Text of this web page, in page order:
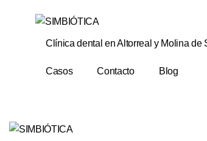
Clínica dental en Altorreal y Molina de
Casos Contacto Blog